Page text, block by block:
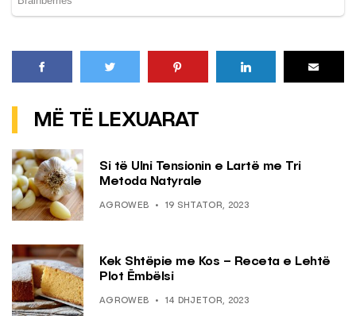
MË TË LEXUARAT
Si të Ulni Tensionin e Lartë me Tri
Metoda Natyrale
AGROWEB 19 SHTATOR, 2023
Kek Shtëpie me Kos – Receta e Lehtë
Plot Ëmbëlsi
AGROWEB 14 DHJETOR, 2023